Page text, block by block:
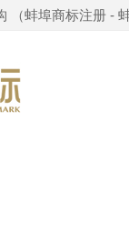
（蚌埠商标注册 -